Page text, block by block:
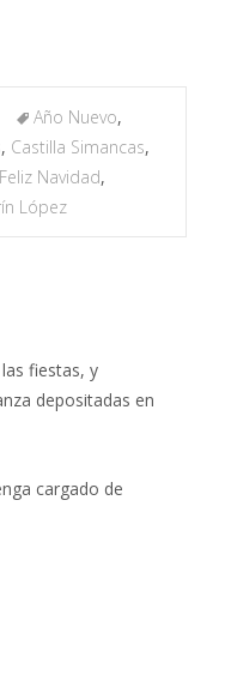
Año Nuevo,
, Castilla Simancas,
Feliz Navidad,
López
fiestas, y
depositadas en
cargado de